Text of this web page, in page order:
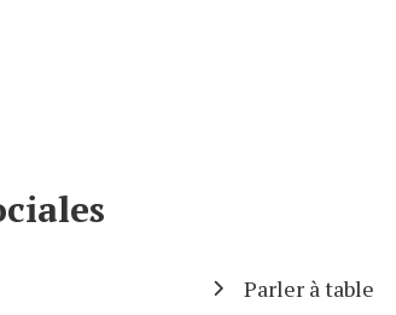
Parler à table